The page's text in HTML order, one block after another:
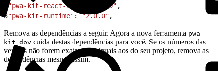
"pwa-kit-react-sdk" "2.0.0" ,
3"pwa-kit-runtime" : "2.0.0" ,
Remova as dependências a seguir. Agora a nova ferramenta pwa-
kit-dev cuida destas dependências para você. Se os números das
versões não forem exatamente iguais aos do seu projeto, remova as
dependências mesmo assim.